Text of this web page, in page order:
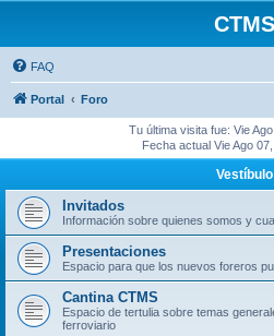
CTMS
FAQ
Portal Foro
Tu última visita fue: Vie
Fecha actual Vie Ago
Vestíbulo
Invitados
Información sobre quienes somos y
Presentaciones
Espacio para que los nuevos foreros
Cantina CTMS
Espacio de tertulia sobre temas
ferroviario